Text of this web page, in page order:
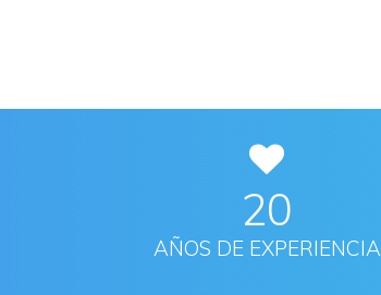
21
AÑOS DE EXPERIENCIA